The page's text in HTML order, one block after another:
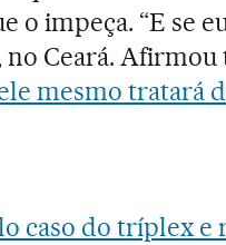
o impeça. “E se
no Ceará.
mesmo tratará
caso do tríplex e